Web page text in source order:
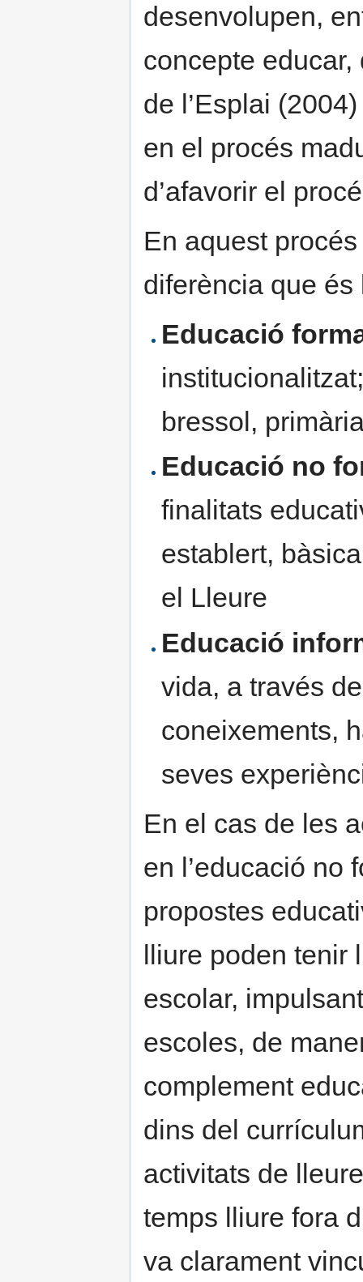
desenvolupen,
concepte
de l’Esplai
en el procés
d’afavorir el
En aquest
diferència que
Educació
bressol,
Educació no
finalitats
establert,
el Lleure
Educació
vida, a través
coneixements,
seves
En el cas de les
en l’educació no
propostes
lliure poden tenir
escolar,
escoles, de
complement
dins del
activitats de
temps lliure fora
va clarament